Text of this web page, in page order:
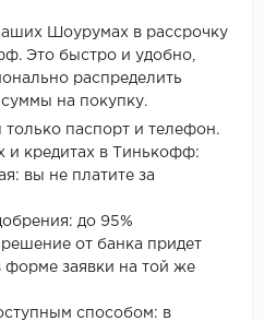
Шоурумах в рассрочку
Это быстро и удобно,
распределить
на покупку.
паспорт и телефон.
и кредитах в Тинькофф:
вы не платите за
до 95%
от банка придет
форме заявки на той же
способом: в